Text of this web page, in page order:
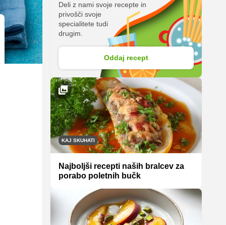
Deli z nami svoje recepte in
privošči svoje
specialitete tudi
drugim.
Oddaj recept
KAJ SKUHATI
Najboljši recepti naših bralcev za
porabo poletnih bučk